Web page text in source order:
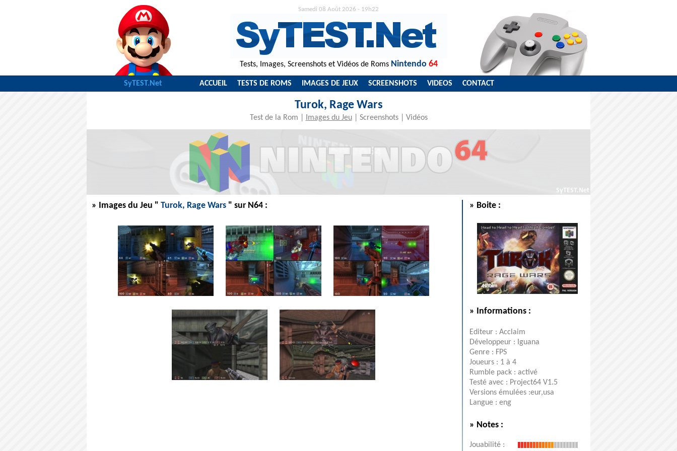
Samedi 08 Août 2026 - 19h22
Tests, Images, Screenshots et Vidéos de Roms Nintendo 64
SyTEST.Net ACCUEIL TESTS DE ROMS IMAGES DE JEUX SCREENSHOTS VIDEOS CONTACT
Turok, Rage Wars
Test de la Rom Images du Jeu| Screenshots| Vidéos
» Images du Jeu " Turok, Rage Wars " sur N64 : » Boite :
» Informations :
Editeur : Acclaim
Développeur : Iguana
Genre : FPS
Joueurs : 1 à 4
Rumble pack : activé
Testé avec : Project64 V1.5
Versions émulées :eur,usa
Langue : eng
» Notes :
Jouabilité :